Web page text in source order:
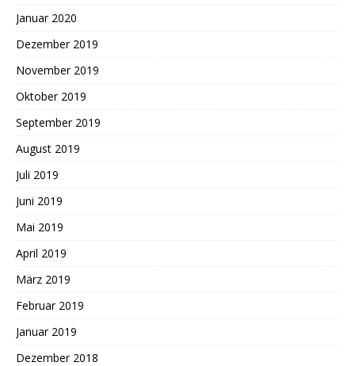
Januar 2020
Dezember 2019
November 2019
Oktober 2019
September 2019
August 2019
Juli 2019
Juni 2019
Mai 2019
April 2019
März 2019
Februar 2019
Januar 2019
Dezember 2018